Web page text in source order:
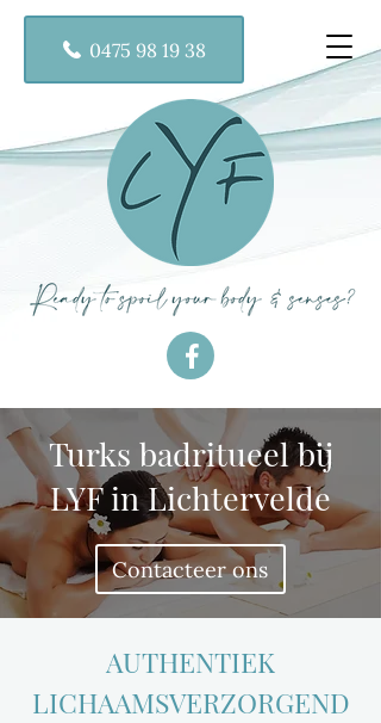
0475 98 19 38
Turks badritueel bij
LYF in Lichtervelde
Contacteer ons
AUTHENTIEK
LICHAAMSVERZORGEND